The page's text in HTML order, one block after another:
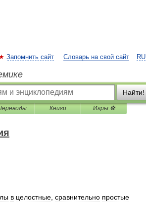
RU
Запомнить сайт Словарь на свой сайт
Найти!
Книги Игры ⚽
в целостные сравнительно простые